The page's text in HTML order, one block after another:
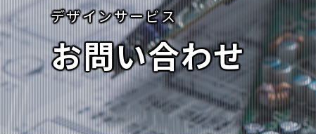
デザインサービス
お問い合わせ